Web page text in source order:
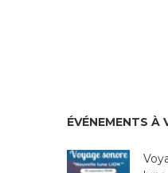
ÉVÉNEMENTS À